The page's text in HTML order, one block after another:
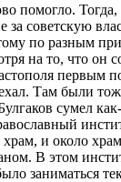
помогло. Тогда,
советскую
по разным
на то, что он
первым
Там были
сумел
и около
В этом
заниматься